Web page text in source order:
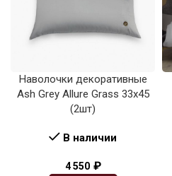
Наволочки декоративные
Ash Grey Allure Grass 33х45
(2шт)
В наличии
4 550 ₽